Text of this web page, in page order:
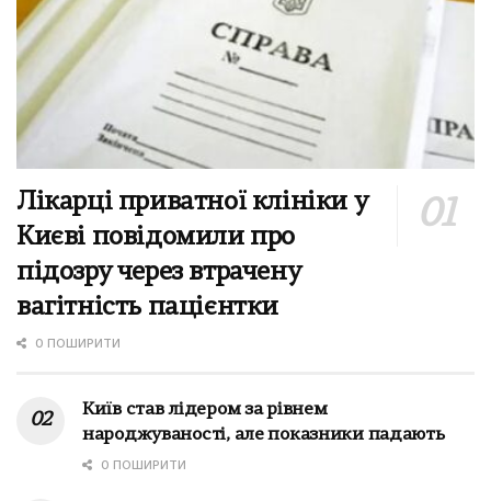
Лікарці приватної клініки у
Києві повідомили про
підозру через втрачену
вагітність пацієнтки
0 ПОШИРИТИ
Київ став лідером за рівнем
народжуваності, але показники падають
0 ПОШИРИТИ